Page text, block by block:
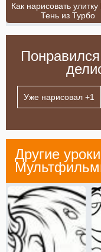
Как нарисовать
Тень из Турбо
Уже нарисовал +1
Другие